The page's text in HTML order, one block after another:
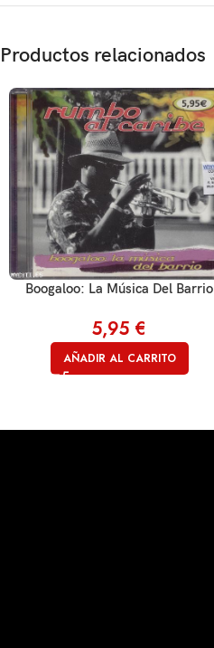
Productos relacionados
Boogaloo: La Música Del Barrio
5,95 €
AÑADIR AL CARRITO